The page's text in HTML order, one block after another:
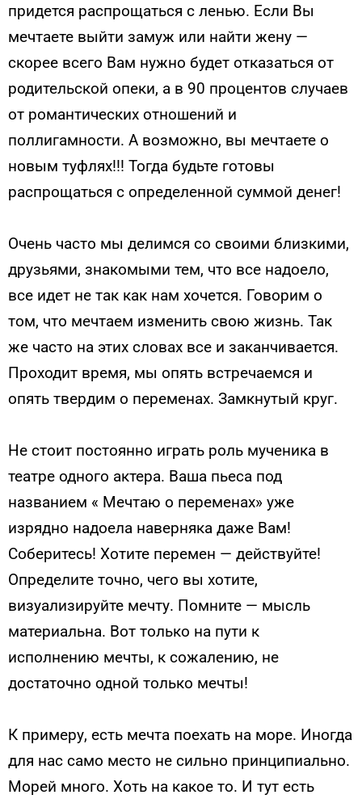
придется распрощаться с ленью. Если Вы
мечтаете выйти замуж или найти жену —
скорее всего Вам нужно будет отказаться от
родительской опеки, а в 90 процентов случаев
от романтических отношений и
поллигамности. А возможно, вы мечтаете о
новым туфлях!!! Тогда будьте готовы
распрощаться с определенной суммой денег!
Очень часто мы делимся со своими близкими,
друзьями, знакомыми тем, что все надоело,
все идет не так как нам хочется. Говорим о
том, что мечтаем изменить свою жизнь. Так
же часто на этих словах все и заканчивается.
Проходит время, мы опять встречаемся и
опять твердим о переменах. Замкнутый круг.
Не стоит постоянно играть роль мученика в
театре одного актера. Ваша пьеса под
названием « Мечтаю о переменах» уже
изрядно надоела наверняка даже Вам!
Соберитесь! Хотите перемен — действуйте!
Определите точно, чего вы хотите,
визуализируйте мечту. Помните — мысль
материальна. Вот только на пути к
исполнению мечты, к сожалению, не
достаточно одной только мечты!
К примеру, есть мечта поехать на море. Иногда
для нас само место не сильно принципиально.
Морей много. Хоть на какое то. И тут есть